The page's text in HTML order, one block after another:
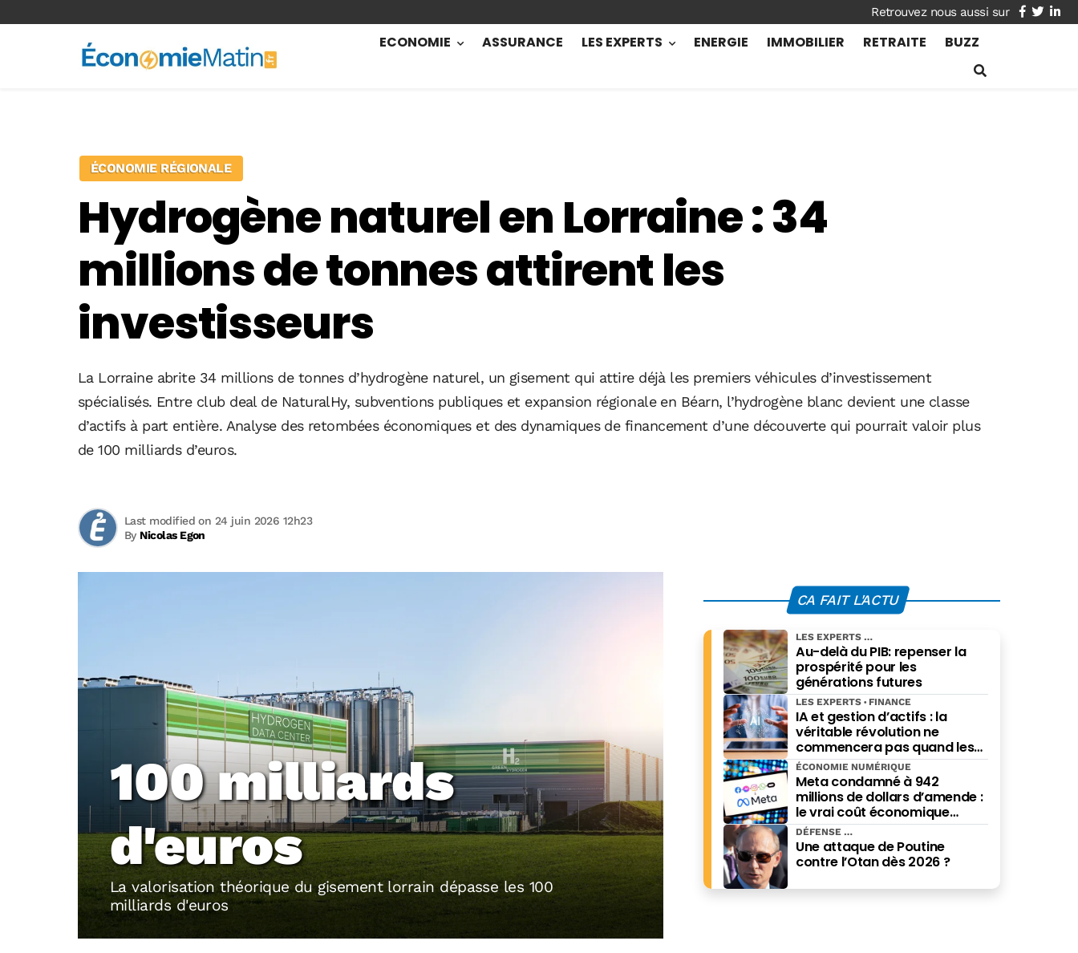
facebook
twitter
ECONOMIE ASSURANCE LES EXPERTS ENERGIE IMMOBILIER RETRAITE BUZZ
ÉCONOMIE RÉGIONALE
Hydrogène naturel en Lorraine : 34
millions de tonnes attirent les
investisseurs
La Lorraine abrite 34 millions de tonnes d’hydrogène naturel, un gisement qui attire déjà les premiers véhicules d’investissement
spécialisés. Entre club deal de NaturalHy, subventions publiques et expansion régionale en Béarn, l’hydrogène blanc devient une classe
d’actifs à part entière. Analyse des retombées économiques et des dynamiques de financement d’une découverte qui pourrait valoir plus
de 100 milliards d’euros.
By Nicolas Egon
Last modified on 24 juin 2026 12h23
100 milliards
d'euros
La valorisation théorique du gisement lorrain dépasse les 100
milliards d'euros
CA FAIT L'ACTU
Au-delà du PIB: repenser la
prospérité pour les
générations futures
LES EXPERTS
IA et gestion d’actifs : la
véritable révolution ne
commencera pas quand les
robots remplaceront les
financiers. Elle commencera
quand ils prendront les
meilleures décisions.
LES EXPERTS FINANCE
Meta condamné à 942
millions de dollars d’amende :
le vrai coût économique
imposé par le Nouveau-
Mexique
ÉCONOMIE NUMÉRIQUE
Une attaque de Poutine
contre l’Otan dès 2026 ?
DÉFENSE